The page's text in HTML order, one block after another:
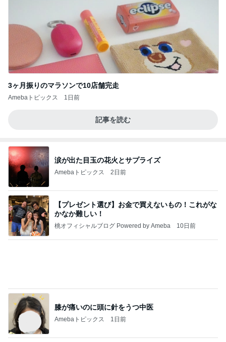
3ヶ月振りのマラソンで10店舗完走
Amebaトピックス 1日前
記事を読む
涙が出た目玉の花火とサプライズ
Amebaトピックス 2日前
【プレゼント選び】お金で買えないもの！これがな
かなか難しい！
桃オフィシャルブログ Powered by Ameba 10日前
膝が痛いのに頭に針をうつ中医
Amebaトピックス 1日前